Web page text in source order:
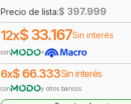
Precio de lista:$ 397.999
12x$33.167Sin interés
con +
6x$ 66.333Sin interés
con y otros bancos